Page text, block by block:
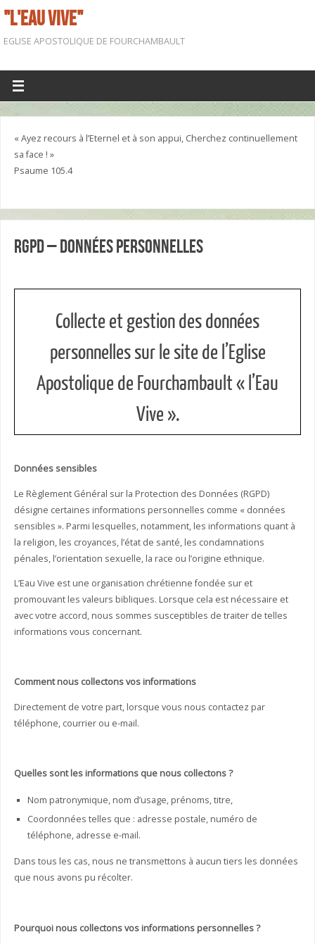
"L'EAU VIVE"
EGLISE APOSTOLIQUE DE FOURCHAMBAULT
« Ayez recours à l’Eternel et à son appui, Cherchez continuellement
sa face ! »
Psaume 105.4
RGPD – Données personnelles
Collecte et gestion des données
personnelles sur le site de l’Eglise
Apostolique de Fourchambault « l’Eau
Vive ».
Données sensibles
Le Règlement Général sur la Protection des Données (RGPD)
désigne certaines informations personnelles comme « données
sensibles ». Parmi lesquelles, notamment, les informations quant à
la religion, les croyances, l’état de santé, les condamnations
pénales, l’orientation sexuelle, la race ou l’origine ethnique.
L’Eau Vive est une organisation chrétienne fondée sur et
promouvant les valeurs bibliques. Lorsque cela est nécessaire et
avec votre accord, nous sommes susceptibles de traiter de telles
informations vous concernant.
Comment nous collectons vos informations
Directement de votre part, lorsque vous nous contactez par
téléphone, courrier ou e-mail.
Quelles sont les informations que nous collectons ?
Nom patronymique, nom d’usage, prénoms, titre,
Coordonnées telles que : adresse postale, numéro de
téléphone, adresse e-mail.
Dans tous les cas, nous ne transmettons à aucun tiers les données
que nous avons pu récolter.
Pourquoi nous collectons vos informations personnelles ?